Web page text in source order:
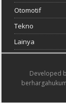
Otomotif
Tekno
Lainya
Developed
berharga